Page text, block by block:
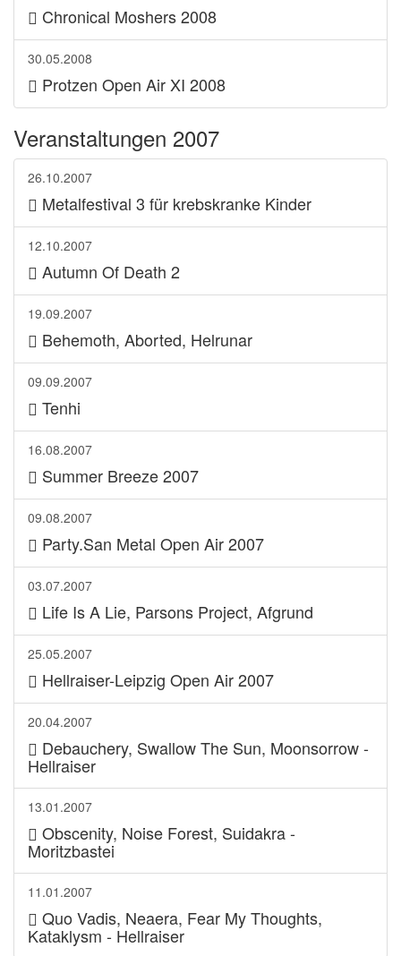
Chronical Moshers 2008
30.05.2008
Protzen Open Air XI 2008
Veranstaltungen 2007
26.10.2007
Metalfestival 3 für krebskranke Kinder
12.10.2007
Autumn Of Death 2
19.09.2007
Behemoth, Aborted, Helrunar
09.09.2007
Tenhi
16.08.2007
Summer Breeze 2007
09.08.2007
Party.San Metal Open Air 2007
03.07.2007
Life Is A Lie, Parsons Project, Afgrund
25.05.2007
Hellraiser-Leipzig Open Air 2007
20.04.2007
Debauchery, Swallow The Sun, Moonsorrow -
Hellraiser
13.01.2007
Obscenity, Noise Forest, Suidakra -
Moritzbastei
11.01.2007
Quo Vadis, Neaera, Fear My Thoughts,
Kataklysm - Hellraiser